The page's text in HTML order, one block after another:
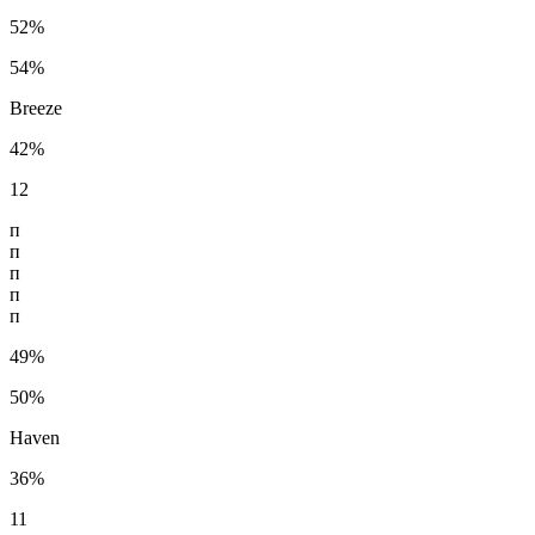
52%
54%
Breeze
42%
12
п
п
п
п
п
49%
50%
Haven
36%
11